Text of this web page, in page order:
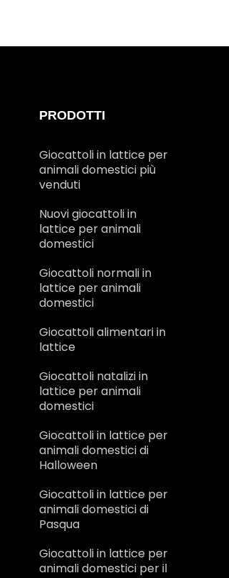
PRODOTTI
Giocattoli in lattice per
animali domestici più
venduti
Nuovi giocattoli in
lattice per animali
domestici
Giocattoli normali in
lattice per animali
domestici
Giocattoli alimentari in
lattice
Giocattoli natalizi in
lattice per animali
domestici
Giocattoli in lattice per
animali domestici di
Halloween
Giocattoli in lattice per
animali domestici di
Pasqua
Giocattoli in lattice per
animali domestici per il